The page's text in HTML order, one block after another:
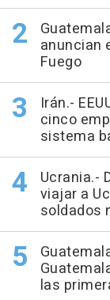
anuncian
Fuego
Irán.-
cinco
sistema
Ucrania.-
viajar a
soldados
las